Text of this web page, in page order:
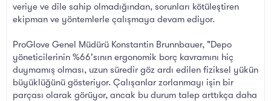
veriye ve dile sahip olmadığından, sorunları kötüleştiren
ekipman ve yöntemlerle çalışmaya devam ediyor.
ProGlove Genel Müdürü Konstantin Brunnbauer, "Depo
yöneticilerinin %66'sının ergonomik borç kavramını hiç
duymamış olması, uzun süredir göz ardı edilen fiziksel yükün
büyüklüğünü gösteriyor. Çalışanlar zorlanmayı işin bir
parçası olarak görüyor, ancak bu durum talep arttıkça daha